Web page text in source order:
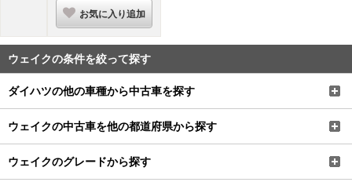
お気に入り追加
ウェイクの条件を絞って探す
ダイハツの他の車種から中古車を探す
ウェイクの中古車を他の都道府県から探す
ウェイクのグレードから探す